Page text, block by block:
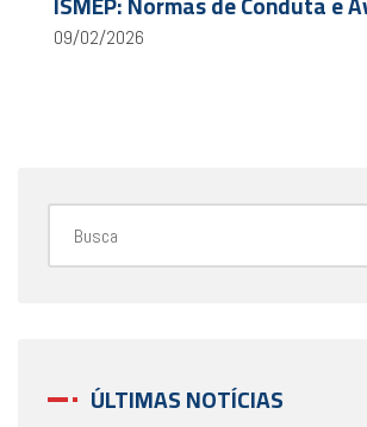
09/02/2026
ÚLTIMAS NOTÍCIAS